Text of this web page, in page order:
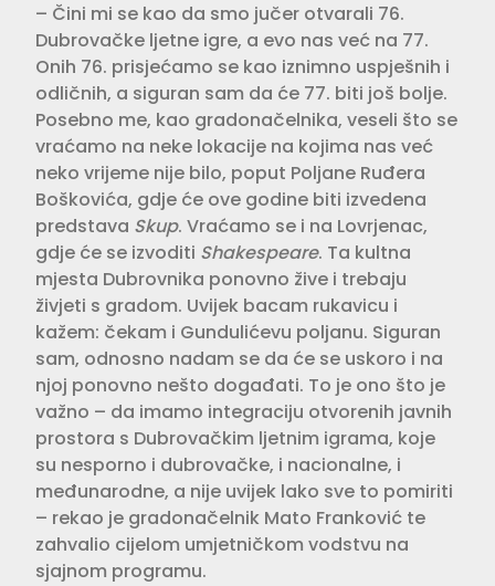
– Čini mi se kao da smo jučer otvarali 76.
Dubrovačke ljetne igre, a evo nas već na 77.
Onih 76. prisjećamo se kao iznimno uspješnih i
odličnih, a siguran sam da će 77. biti još bolje.
Posebno me, kao gradonačelnika, veseli što se
vraćamo na neke lokacije na kojima nas već
neko vrijeme nije bilo, poput Poljane Ruđera
Boškovića, gdje će ove godine biti izvedena
predstava Skup. Vraćamo se i na Lovrjenac,
gdje će se izvoditi Shakespeare. Ta kultna
mjesta Dubrovnika ponovno žive i trebaju
živjeti s gradom. Uvijek bacam rukavicu i
kažem: čekam i Gundulićevu poljanu. Siguran
sam, odnosno nadam se da će se uskoro i na
njoj ponovno nešto događati. To je ono što je
važno – da imamo integraciju otvorenih javnih
prostora s Dubrovačkim ljetnim igrama, koje
su nesporno i dubrovačke, i nacionalne, i
međunarodne, a nije uvijek lako sve to pomiriti
– rekao je gradonačelnik Mato Franković te
zahvalio cijelom umjetničkom vodstvu na
sjajnom programu.